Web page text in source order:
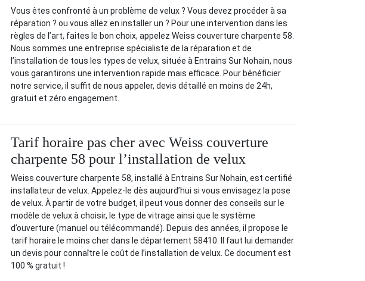
Vous êtes confronté à un problème de velux ? Vous devez procéder à sa
réparation ? ou vous allez en installer un ? Pour une intervention dans les
règles de l’art, faites le bon choix, appelez Weiss couverture charpente 58.
Nous sommes une entreprise spécialiste de la réparation et de
l’installation de tous les types de velux, située à Entrains Sur Nohain, nous
vous garantirons une intervention rapide mais efficace. Pour bénéficier
notre service, il suffit de nous appeler, devis détaillé en moins de 24h,
gratuit et zéro engagement.
Tarif horaire pas cher avec Weiss couverture
charpente 58 pour l’installation de velux
Weiss couverture charpente 58, installé à Entrains Sur Nohain, est certifié
installateur de velux. Appelez-le dès aujourd’hui si vous envisagez la pose
de velux. À partir de votre budget, il peut vous donner des conseils sur le
modèle de velux à choisir, le type de vitrage ainsi que le système
d’ouverture (manuel ou télécommandé). Depuis des années, il propose le
tarif horaire le moins cher dans le département 58410. Il faut lui demander
un devis pour connaître le coût de l’installation de velux. Ce document est
100 % gratuit !